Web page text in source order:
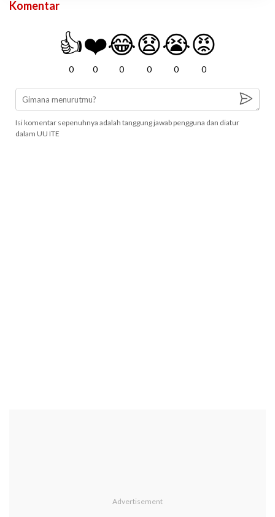
Komentar
👍
0
❤️
0
😂
0
😧
0
😭
0
😡
0
Isi komentar sepenuhnya adalah tanggung jawab pengguna dan diatur
dalam UU ITE